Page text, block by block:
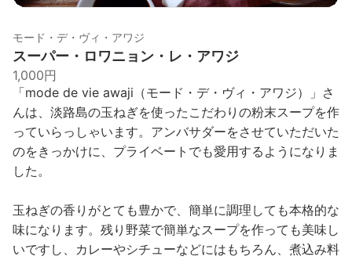
モード・デ・ヴィ・アワジ
スーパー・ロワニョン・レ・アワジ
1,000円
「mode de vie awaji（モード・デ・ヴィ・アワジ）」さ
んは、淡路島の玉ねぎを使ったこだわりの粉末スープを作
っていらっしゃいます。アンバサダーをさせていただいた
のをきっかけに、プライベートでも愛用するようになりま
した。
玉ねぎの香りがとても豊かで、簡単に調理しても本格的な
味になります。残り野菜で簡単なスープを作っても美味し
いですし、カレーやシチューなどにはもちろん、煮込み料